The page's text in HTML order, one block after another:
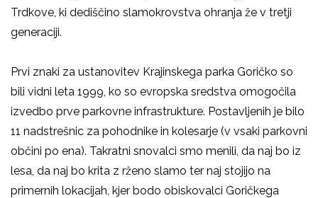
Trdkove, ki dediščino slamokrovstva ohranja že v tretji
generaciji.
Prvi znaki za ustanovitev Krajinskega parka Goričko so
bili vidni leta 1999, ko so evropska sredstva omogočila
izvedbo prve parkovne infrastrukture. Postavljenih je bilo
11 nadstrešnic za pohodnike in kolesarje (v vsaki parkovni
občini po ena). Takratni snovalci smo menili, da naj bo iz
lesa, da naj bo krita z rženo slamo ter naj stojijo na
primernih lokacijah, kjer bodo obiskovalci Goričkega